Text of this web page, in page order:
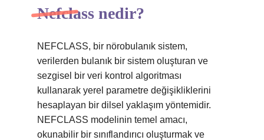
Nefclass nedir?
NEFCLASS, bir nörobulanık sistem,
verilerden bulanık bir sistem oluşturan ve
sezgisel bir veri kontrol algoritması
kullanarak yerel parametre değişikliklerini
hesaplayan bir dilsel yaklaşım yöntemidir.
NEFCLASS modelinin temel amacı,
okunabilir bir sınıflandırıcı oluşturmak ve